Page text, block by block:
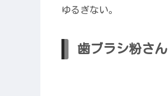
ゆるぎない。
歯ブラシ粉さん